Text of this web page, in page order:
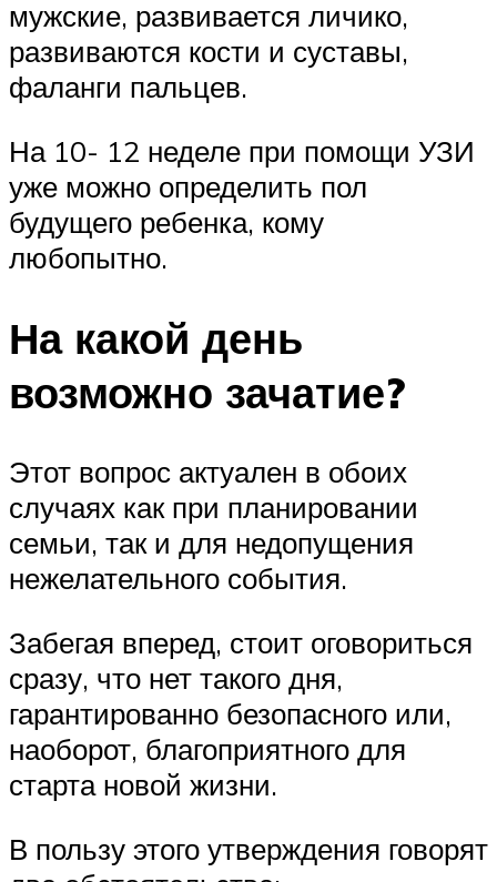
мужские, развивается личико,
развиваются кости и суставы,
фаланги пальцев.
На 10- 12 неделе при помощи УЗИ
уже можно определить пол
будущего ребенка, кому
любопытно.
На какой день
возможно зачатие?
Этот вопрос актуален в обоих
случаях как при планировании
семьи, так и для недопущения
нежелательного события.
Забегая вперед, стоит оговориться
сразу, что нет такого дня,
гарантированно безопасного или,
наоборот, благоприятного для
старта новой жизни.
В пользу этого утверждения говорят